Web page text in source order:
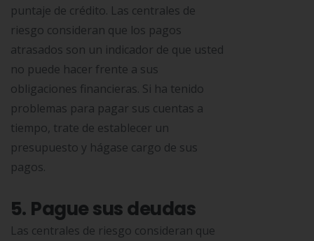
puntaje de crédito. Las centrales de
riesgo consideran que los pagos
atrasados son un indicador de que usted
no puede hacer frente a sus
obligaciones financieras. Si ha tenido
problemas para pagar sus cuentas a
tiempo, trate de establecer un
presupuesto y hágase cargo de sus
pagos.
5. Pague sus deudas
Las centrales de riesgo consideran que